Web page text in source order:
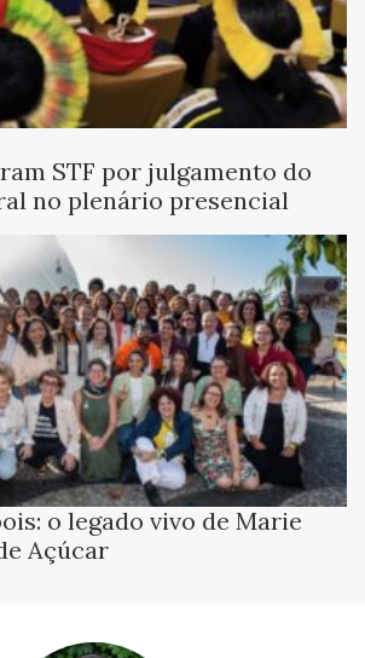
STF por julgamento do
no plenário presencial
o legado vivo de Marie
Açúcar